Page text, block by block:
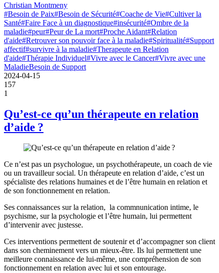
Christian Montmeny
#Besoin de Paix#Besoin de Sécurité#Coache de Vie#Cultiver la
Santé#Faire Face à un diagnostique#insécurité#Ombre de la
maladie#peur#Peur de La mort#Proche Aidant#Relation
d'aide#Retrouver son pouvoir face à la maladie#Spiritualité#Support
affectif#survivre à la maladie#Therapeute en Relation
d'aide#Thérapie Individuel#Vivre avec le Cancer#Vivre avec une
MaladieBesoin de Support
2024-04-15
157
1
Qu’est-ce qu’un thérapeute en relation
d’aide ?
Ce n’est pas un psychologue, un psychothérapeute, un coach de vie
ou un travailleur social. Un thérapeute en relation d’aide, c’est un
spécialiste des relations humaines et de l’être humain en relation et
de son fonctionnement en relation.
Ses connaissances sur la relation, la commnunication intime, le
psychisme, sur la psychologie et l’être humain, lui permettent
d’intervenir avec justesse.
Ces interventions permettent de soutenir et d’accompagner son client
dans son cheminement vers un mieux-être. Ils lui permettent une
meilleure connaissance de lui-même, une compréhension de son
fonctionnement en relation avec lui et son entourage.